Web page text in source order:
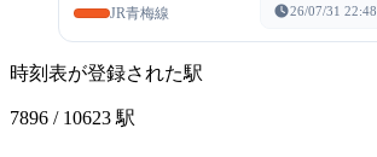
JR青梅線 26/07/31 22:48
時刻表が登録された駅
7896 / 10623 駅